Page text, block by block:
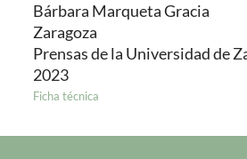
Bárbara Marqueta Gracia
Zaragoza
Prensas de la Universidad de
2023
Ficha técnica